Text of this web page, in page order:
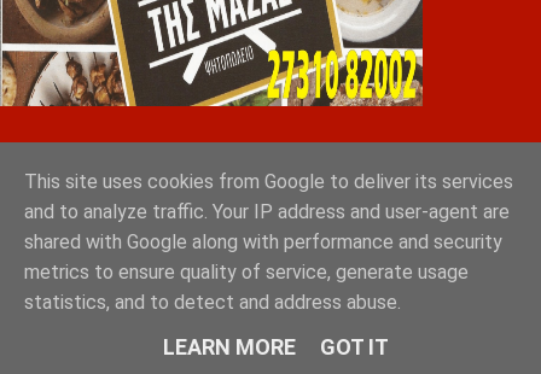
Φόρτωση...
GRAD ΔΙΕΘΝΗ ΜΕΣΙΤΙΚΑ ΓΡΑΦΕΙΑ ΑΘΗΝΑ
ΣΠΑΡΤΗ ΛΑΚΩΝΙΑ
This site uses cookies from Google to deliver its services
and to analyze traffic. Your IP address and user-agent are
shared with Google along with performance and security
metrics to ensure quality of service, generate usage
statistics, and to detect and address abuse.
LEARN MORE GOT IT